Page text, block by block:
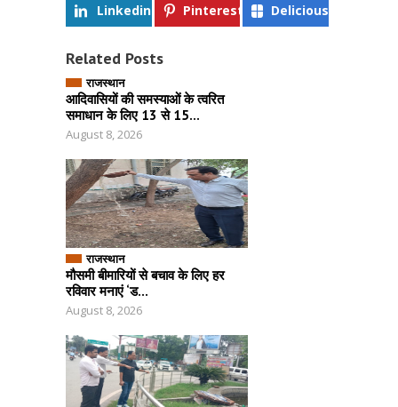
Linkedin Pinterest Delicious
Related Posts
राजस्थान
आदिवासियों की समस्याओं के त्वरित
समाधान के लिए 13 से 15...
August 8, 2026
राजस्थान
मौसमी बीमारियों से बचाव के लिए हर
रविवार मनाएं ‘ड...
August 8, 2026